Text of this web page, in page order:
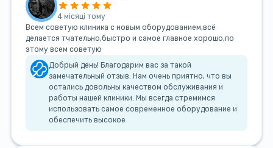
4 місяці тому
Всем советую клиника с новым оборудованием,всё
делается тчательно,быстро и самое главное хорошо,по
этому всем советую
Добрый день! Благодарим вас за такой
замечательный отзыв. Нам очень приятно, что вы
остались довольны качеством обслуживания и
работы нашей клиники. Мы всегда стремимся
использовать самое современное оборудование и
обеспечить высокое